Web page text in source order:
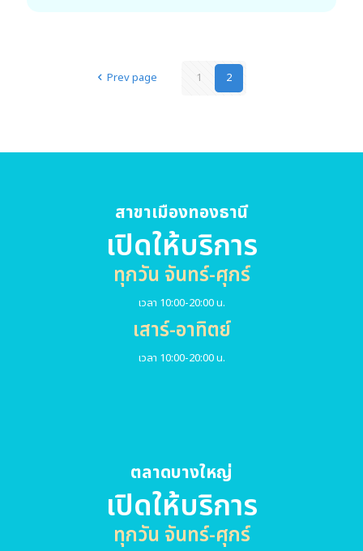
Prev page 1 2
สาขาเมืองทองธานี
เปิดให้บริการ
ทุกวัน จันทร์-ศุกร์
เวลา 10:00-20:00 น.
เสาร์-อาทิตย์
เวลา 10:00-20:00 น.
ตลาดบางใหญ่
เปิดให้บริการ
ทุกวัน จันทร์-ศุกร์